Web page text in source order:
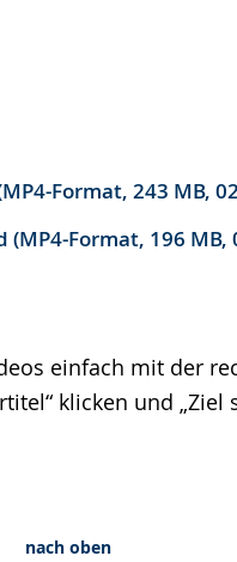
Format, 243 MB,
Format, 196
einfach mit der
klicken und „Ziel
nach oben